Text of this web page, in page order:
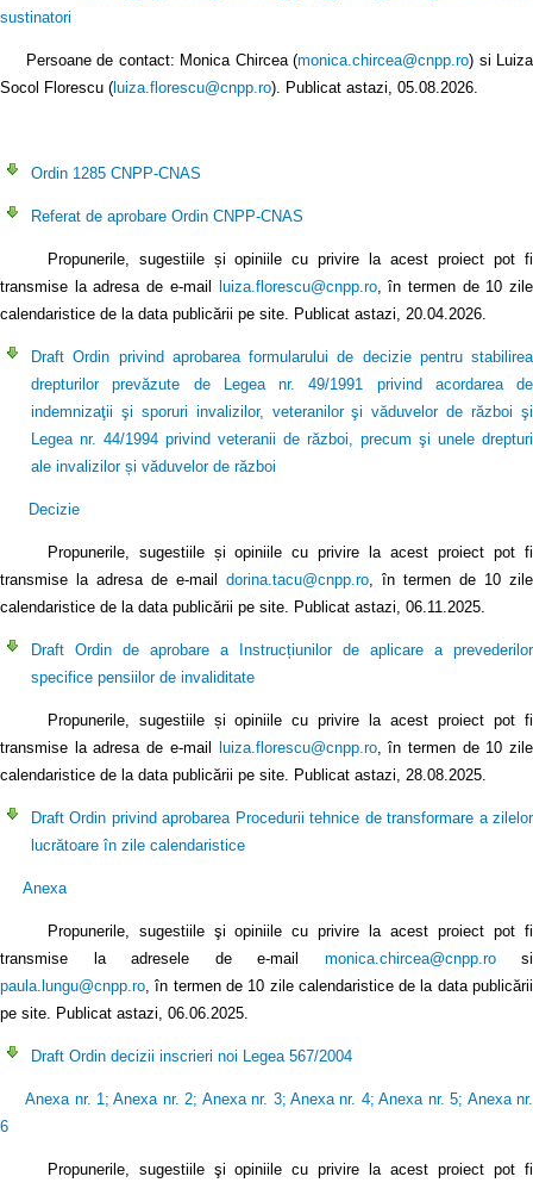
sustinatori
Persoane de contact: Monica Chircea (monica.chircea@cnpp.ro) si Luiza
Socol Florescu ( luiza.florescu@cnpp.ro). Publicat astazi, 05.08.2026.
Ordin 1285 CNPP-CNAS
Referat de aprobare Ordin CNPP-CNAS
Propunerile, sugestiile și opiniile cu privire la acest proiect pot fi
transmise la adresa de e-mail
luiza.florescu@cnpp.ro, în termen de 10 zile
calendaristice de la data publicării pe site. Publicat astazi, 20.04.2026.
Draft Ordin privind aprobarea formularului de decizie pentru stabilirea
drepturilor prevăzute de Legea nr. 49/1991 privind acordarea de
indemnizaţii şi sporuri invalizilor, veteranilor şi văduvelor de război şi
Legea nr. 44/1994 privind veteranii de război, precum şi unele drepturi
ale invalizilor și văduvelor de război
Decizie
Propunerile, sugestiile și opiniile cu privire la acest proiect pot fi
transmise la adresa de e-mail dorina.tacu@cnpp.ro , în termen de 10 zile
calendaristice de la data publicării pe site. Publicat astazi, 06.11.2025.
Draft Ordin de aprobare a Instrucțiunilor de aplicare a prevederilor
specifice pensiilor de invaliditate
Propunerile, sugestiile și opiniile cu privire la acest proiect pot fi
transmise la adresa de e-mail
luiza.florescu@cnpp.ro, în termen de 10 zile
calendaristice de la data publicării pe site. Publicat astazi, 28.08.2025.
Draft Ordin privind aprobarea Procedurii tehnice de transformare a zilelor
lucrătoare în zile calendaristice
Anexa
Propunerile, sugestiile şi opiniile cu privire la acest proiect pot fi
transmise la adresele de e-mail monica.chircea@cnpp.rosi
paula.lungu@cnpp.ro , în termen de 10 zile calendaristice de la data publicării
pe site. Publicat astazi, 06.06.2025.
Draft Ordin decizii inscrieri noi Legea 567/2004
Anexa nr. 1 ;Anexa nr. 2; Anexa nr. 3;Anexa nr. 4;Anexa nr. 5; Anexa nr.
6
Propunerile, sugestiile şi opiniile cu privire la acest proiect pot fi